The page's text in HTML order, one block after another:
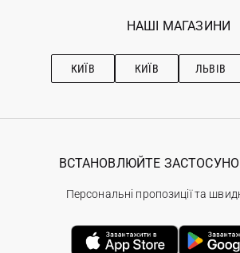
Ostriv Club+
Наші магазини
Рекомендації з догляду
НАШІ МАГАЗИНИ
КИЇВ КИЇВ ЛЬВІВ
ВСТАНОВЛЮЙТЕ
Персональні пропозиції та